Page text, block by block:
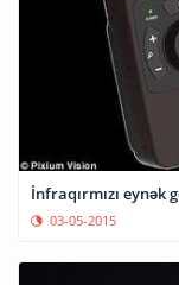
İnfraqırmızı
03-05-2015